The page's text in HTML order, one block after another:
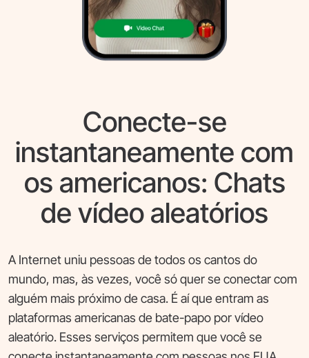
Conecte-se
instantaneamente com
os americanos: Chats
de vídeo aleatórios
A Internet uniu pessoas de todos os cantos do
mundo, mas, às vezes, você só quer se conectar com
alguém mais próximo de casa. É aí que entram as
plataformas americanas de bate-papo por vídeo
aleatório. Esses serviços permitem que você se